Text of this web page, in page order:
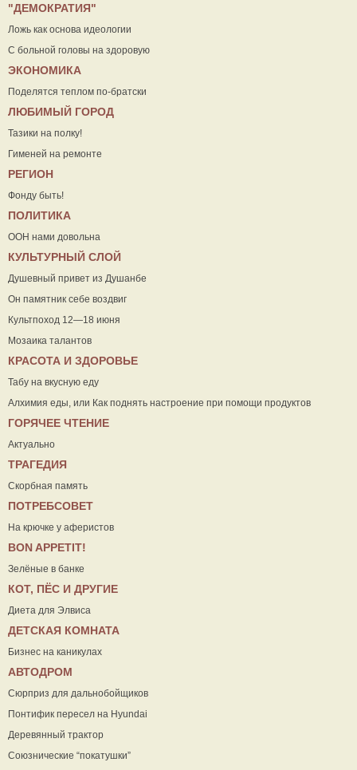
"ДЕМОКРАТИЯ"
Ложь как основа идеологии
С больной головы на здоровую
ЭКОНОМИКА
Поделятся теплом по-братски
ЛЮБИМЫЙ ГОРОД
Тазики на полку!
Гименей на ремонте
РЕГИОН
Фонду быть!
ПОЛИТИКА
ООН нами довольна
КУЛЬТУРНЫЙ СЛОЙ
Душевный привет из Душанбе
Он памятник себе воздвиг
Культпоход 12—18 июня
Мозаика талантов
КРАСОТА И ЗДОРОВЬЕ
Табу на вкусную еду
Алхимия еды, или Как поднять настроение при помощи продуктов
ГОРЯЧЕЕ ЧТЕНИЕ
Актуально
ТРАГЕДИЯ
Скорбная память
ПОТРЕБСОВЕТ
На крючке у аферистов
ВON APPETIT!
Зелёные в банке
КОТ, ПЁС И ДРУГИЕ
Диета для Элвиса
ДЕТСКАЯ КОМНАТА
Бизнес на каникулах
АВТОДРОМ
Сюрприз для дальнобойщиков
Понтифик пересел на Hyundai
Деревянный трактор
Союзнические “покатушки”